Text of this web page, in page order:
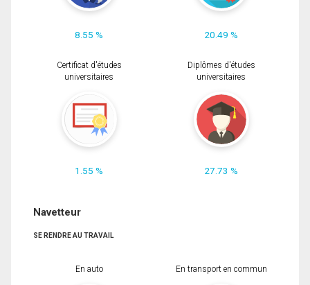
8.55 % 20.49 %
Certificat d'études
universitaires
1.55 %
Diplômes d'études
universitaires
27.73 %
Navetteur
SE RENDRE AU TRAVAIL
En auto En transport en commun